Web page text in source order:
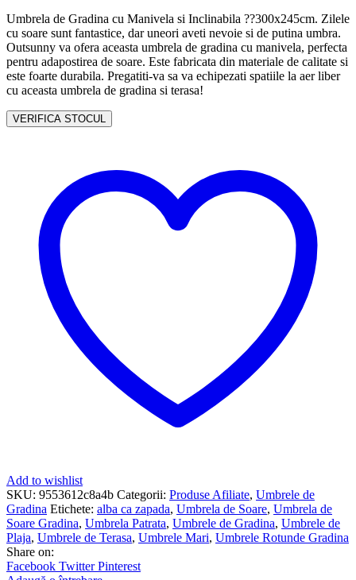
Umbrela de Gradina cu Manivela si Inclinabila ??300x245cm. Zilele
cu soare sunt fantastice, dar uneori aveti nevoie si de putina umbra.
Outsunny va ofera aceasta umbrela de gradina cu manivela, perfecta
pentru adapostirea de soare. Este fabricata din materiale de calitate si
este foarte durabila. Pregatiti-va sa va echipezati spatiile la aer liber
cu aceasta umbrela de gradina si terasa!
VERIFICA STOCUL
Add to wishlist
SKU: 9553612c8a4b Categorii: Produse Afiliate, Umbrele de
Gradina Etichete: alba ca zapada, Umbrela de Soare, Umbrela de
Soare Gradina, Umbrela Patrata, Umbrele de Gradina, Umbrele de
Plaja, Umbrele de Terasa, Umbrele Mari, Umbrele Rotunde Gradina
Share on:
Facebook Twitter Pinterest